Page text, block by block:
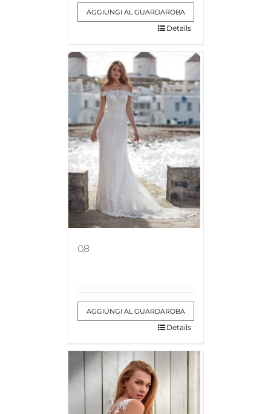
AGGIUNGI AL GUARDAROBA
Details
08
AGGIUNGI AL GUARDAROBA
Details